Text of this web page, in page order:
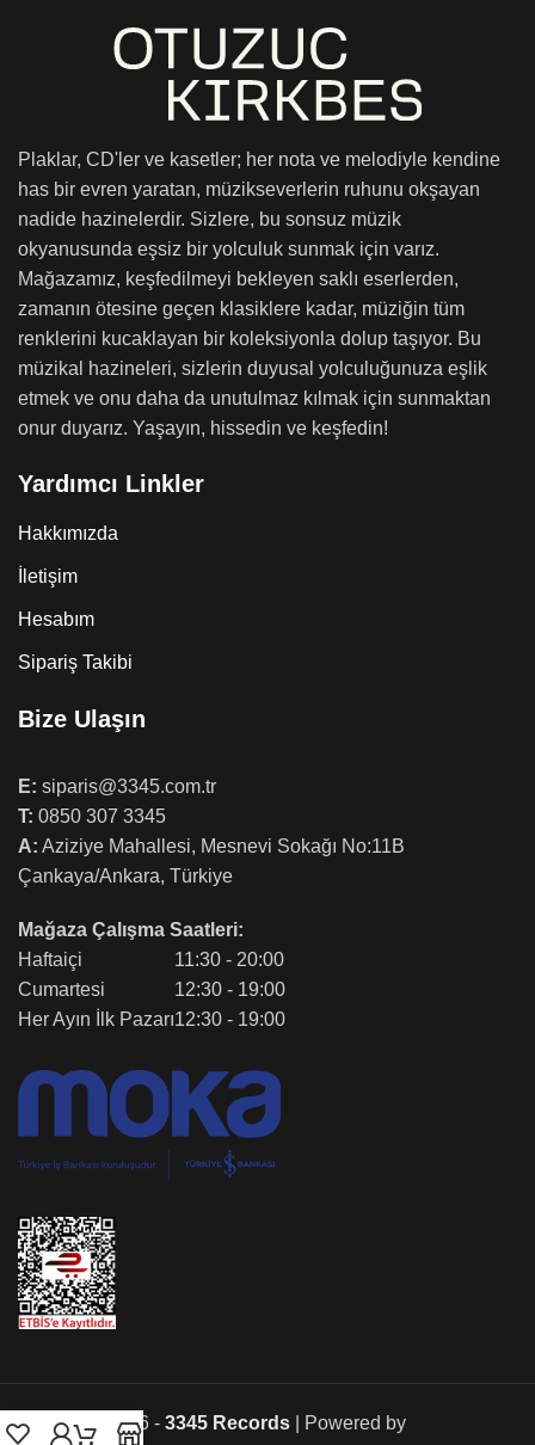
Plaklar, CD'ler ve kasetler; her nota ve melodiyle kendine
has bir evren yaratan, müzikseverlerin ruhunu okşayan
nadide hazinelerdir. Sizlere, bu sonsuz müzik
okyanusunda eşsiz bir yolculuk sunmak için varız.
Mağazamız, keşfedilmeyi bekleyen saklı eserlerden,
zamanın ötesine geçen klasiklere kadar, müziğin tüm
renklerini kucaklayan bir koleksiyonla dolup taşıyor. Bu
müzikal hazineleri, sizlerin duyusal yolculuğunuza eşlik
etmek ve onu daha da unutulmaz kılmak için sunmaktan
onur duyarız. Yaşayın, hissedin ve keşfedin!
Yardımcı Linkler
Hakkımızda
İletişim
Hesabım
Sipariş Takibi
Bize Ulaşın
E: siparis@3345.com.tr
T: 0850 307 3345
A: Aziziye Mahallesi, Mesnevi Sokağı No:11B
Çankaya/Ankara, Türkiye
Mağaza Çalışma Saatleri:
Haftaiçi
Cumartesi
Her Ayın İlk Pazarı
11:30 - 20:00
12:30 - 19:00
12:30 - 19:00
Copyright © 2026 - 3345 Records | Powered by